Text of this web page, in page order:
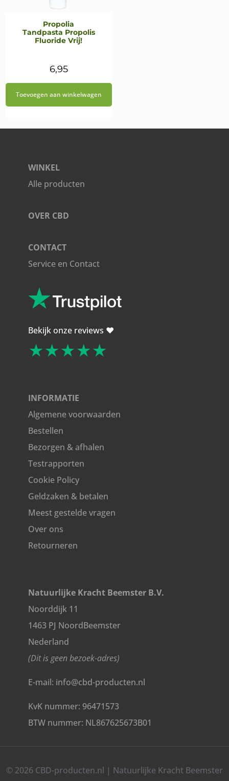
Propolia
Tandpasta Propolis
Fluoride Vrij!
6,95
Toevoegen aan winkelwagen
WINKEL
Alle producten
OVER CBD
CONTACT
Service en Contact
Bekijk onze reviews ❤️
★★★★★
INFORMATIE
Algemene voorwaarden
Bestellen
Bezorgen & afhalen
Testrapporten
Cookie Policy
Geldzaken & betalen
Meest gestelde vragen
Over ons
Retourneren
Natuurlijke Kracht Beemster B.V.
Noorddijk 11
1463 PJ NoordBeemster
Nederland
(Dit is geen bezoek-adres)
E-mail: info@cbd-producten.nl
KvK nummer: 96471573
BTW nummer: NL867625673B01
© 2026 CBD-producten.nl | Natuurlijke Kracht Beemster